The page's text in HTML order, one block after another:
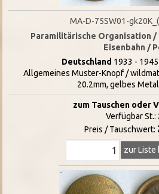
MA-D-75SW01-
Paramilitärische Organisation
Eisenbahn /
Deutschland 1933 -
Allgemeines Muster-Knopf /
20.2mm, gelbes
zum Tauschen oder
Verfügbar St.:
Preis / Tauschwert:
zur Liste